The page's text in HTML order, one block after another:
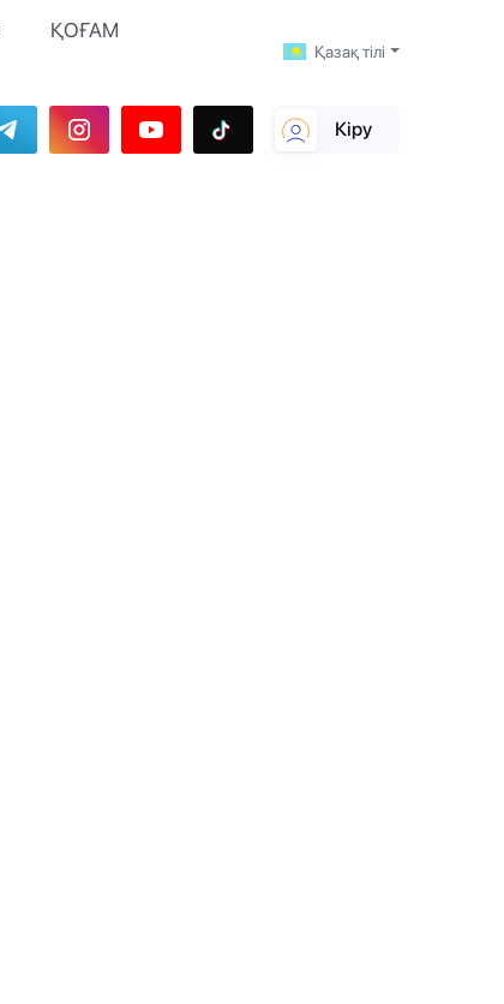
ҚОҒАМ
Қазақ тілі
Кіру